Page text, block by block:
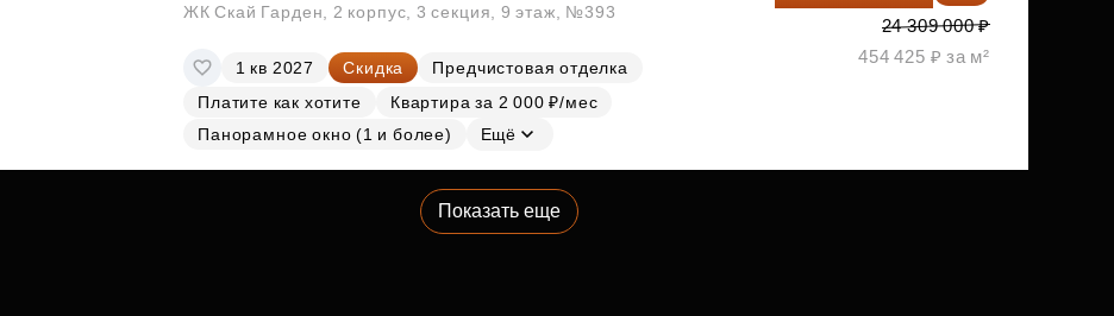
ЖК Скай Гарден, 2 корпус, 3 секция, 9 этаж, №393
1 кв 2027 Скидка
Предчистовая отделка
Платите как хотите
Квартира за 2 000 ₽/мес
Панорамное окно (1 и более)
Ещё
24 309 000 ₽
454 425 ₽ за м²
Показать еще